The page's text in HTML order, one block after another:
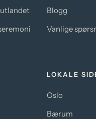
Blogg
Vanlige
LOKALE
Oslo
Bærum